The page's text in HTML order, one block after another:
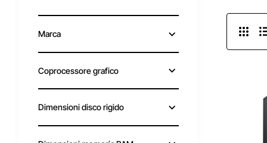
Marca
Coprocessore grafico
Dimensioni disco rigido